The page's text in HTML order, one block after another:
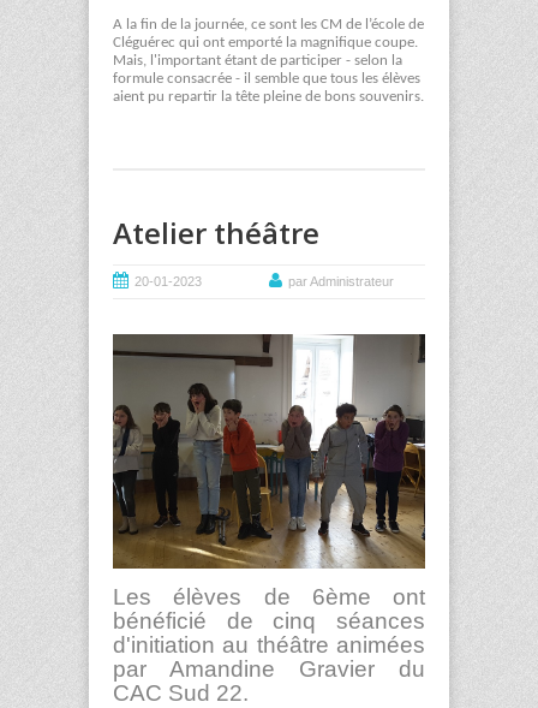
A la fin de la journée, ce sont les CM de l’école de
Cléguérec qui ont emporté la magnifique coupe.
Mais, l'important étant de participer - selon la
formule consacrée - il semble que tous les élèves
aient pu repartir la tête pleine de bons souvenirs.
Atelier théâtre
20-01-2023 par Administrateur
Les élèves de 6ème ont
bénéficié de cinq séances
d'initiation au théâtre animées
par Amandine Gravier du
CAC Sud 22.